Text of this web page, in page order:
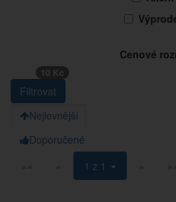
Cenové
10 Kč
Nejlevnější
Doporučené
««
« 1 z 1 » »»